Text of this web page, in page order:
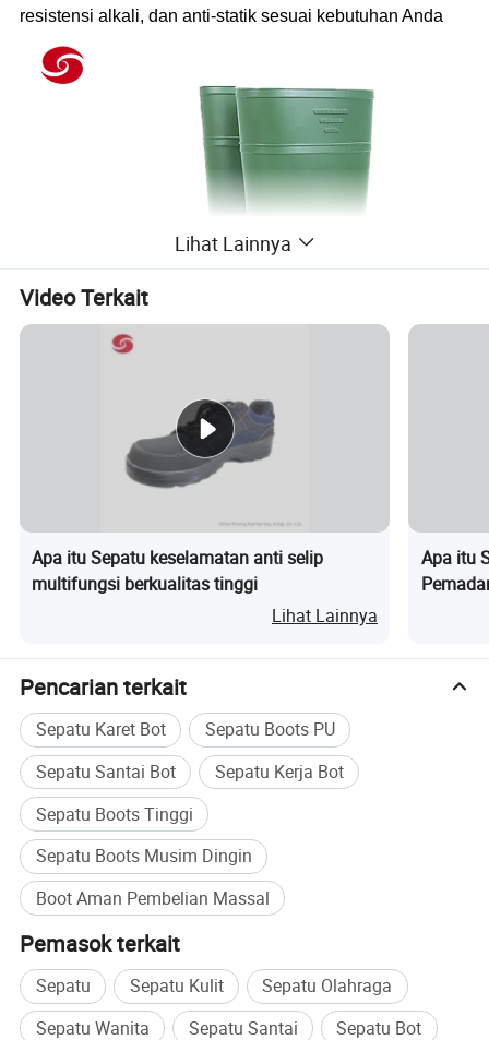
resistensi alkali, dan anti-statik sesuai kebutuhan Anda
Lihat Lainnya
Video Terkait
Apa itu Sepatu keselamatan anti selip
multifungsi berkualitas tinggi
Lihat Lainnya
Apa itu
Pencarian terkait
Sepatu Karet Bot
Sepatu Boots PU
Sepatu Santai Bot
Sepatu Kerja Bot
Sepatu Boots Tinggi
Sepatu Boots Musim Dingin
Boot Aman Pembelian Massal
Pemasok terkait
Sepatu Sepatu Kulit
Sepatu Olahraga
Sepatu Wanita
Sepatu Santai Sepatu Bot